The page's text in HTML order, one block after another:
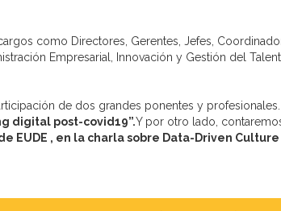
como Directores, Gerentes, Jefes,
Empresarial, Innovación y Gestión del
de dos grandes ponentes y profesionales.
digital post-covid19”.Y por otro lado,
EUDE , en la charla sobre Data-Driven